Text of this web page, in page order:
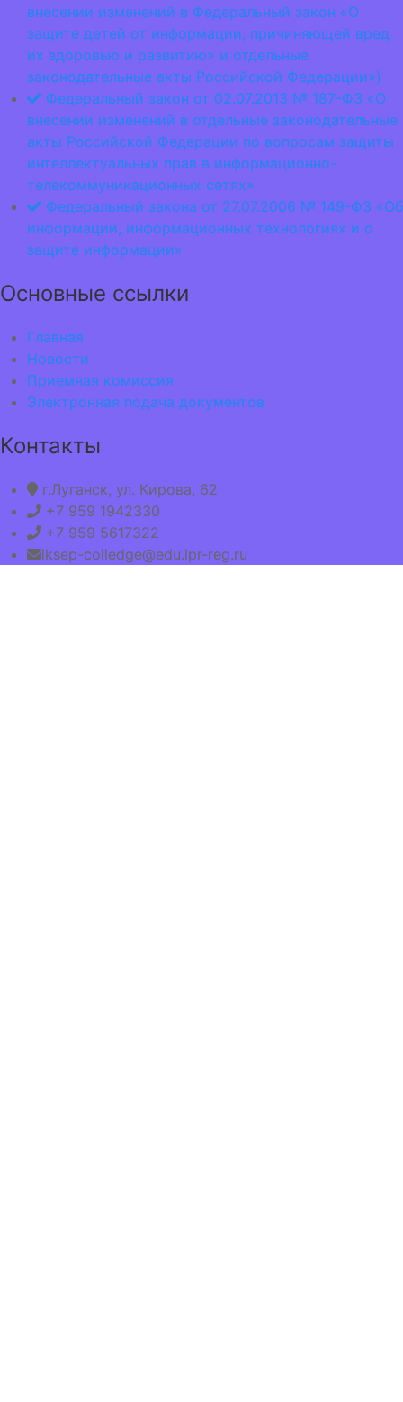
внесении изменений в Федеральный закон «О
защите детей от информации, причиняющей вред
их здоровью и развитию» и отдельные
законодательные акты Российской Федерации»)
Федеральный закон от 02.07.2013 № 187-ФЗ «О
внесении изменений в отдельные законодательные
акты Российской Федерации по вопросам защиты
интеллектуальных прав в информационно-
телекоммуникационных сетях»
Федеральный закона от 27.07.2006 № 149-ФЗ «Об
информации, информационных технологиях и о
защите информации»
Основные ссылки
Главная
Новости
Приемная комиссия
Электронная подача документов
Контакты
г.Луганск, ул. Кирова, 62
+7 959 1942330
+7 959 5617322
lksep-colledge@edu.lpr-reg.ru